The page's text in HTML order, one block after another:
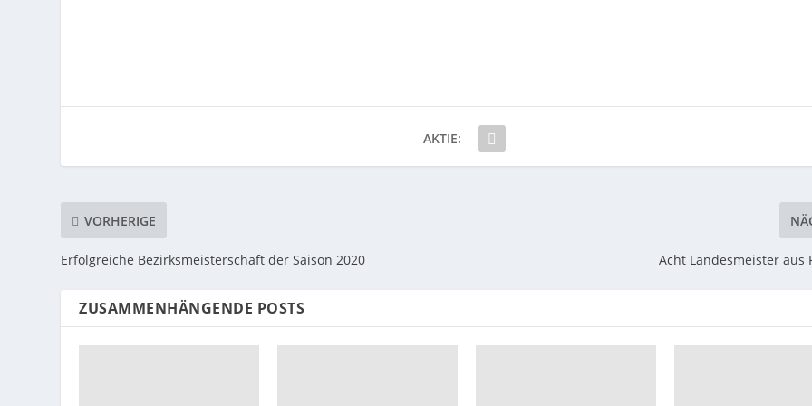
AKTIE:
VORHERIGE
Erfolgreiche Bezirksmeisterschaft der Saison 2020 Acht Landesmeister aus
ZUSAMMENHÄNGENDE POSTS